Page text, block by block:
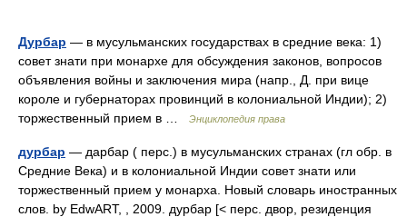
Дурбар — в мусульманских государствах в средние века: 1)
совет знати при монархе для обсуждения законов, вопросов
объявления войны и заключения мира (напр., Д. при вице
короле и губернаторах провинций в колониальной Индии); 2)
торжественный прием в …
Энциклопедия права
дурбар — дарбар ( перс.) в мусульманских странах (гл обр. в
Средние Века) и в колониальной Индии совет знати или
торжественный прием у монарха. Новый словарь иностранных
слов. by EdwART, , 2009. дурбар [< перс. двор, резиденция